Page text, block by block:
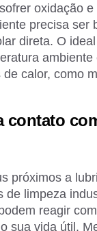
oxidação
precisa ser
direta. O
ambiente
calor, como
contato
próximos a
de limpeza
reagir
sua vida útil.